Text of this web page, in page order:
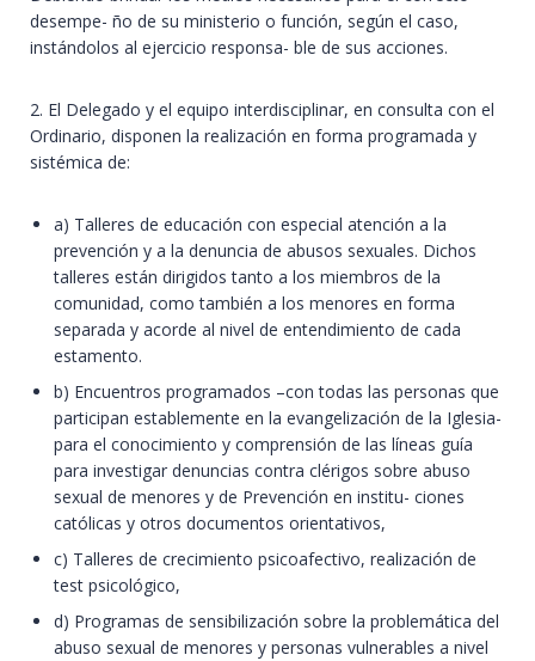
desempe- ño de su ministerio o función, según el caso,
instándolos al ejercicio responsa- ble de sus acciones.
2. El Delegado y el equipo interdisciplinar, en consulta con el
Ordinario, disponen la realización en forma programada y
sistémica de:
a) Talleres de educación con especial atención a la
prevención y a la denuncia de abusos sexuales. Dichos
talleres están dirigidos tanto a los miembros de la
comunidad, como también a los menores en forma
separada y acorde al nivel de entendimiento de cada
estamento.
b) Encuentros programados –con todas las personas que
participan establemente en la evangelización de la Iglesia-
para el conocimiento y comprensión de las líneas guía
para investigar denuncias contra clérigos sobre abuso
sexual de menores y de Prevención en institu- ciones
católicas y otros documentos orientativos,
c) Talleres de crecimiento psicoafectivo, realización de
test psicológico,
d) Programas de sensibilización sobre la problemática del
abuso sexual de menores y personas vulnerables a nivel